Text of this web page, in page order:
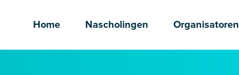
Home Nascholingen Organisatoren